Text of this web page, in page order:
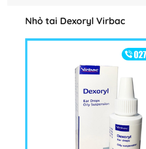
Nhỏ tai Dexoryl Virbac